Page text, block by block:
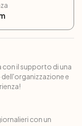
con il supporto di una
e
con un